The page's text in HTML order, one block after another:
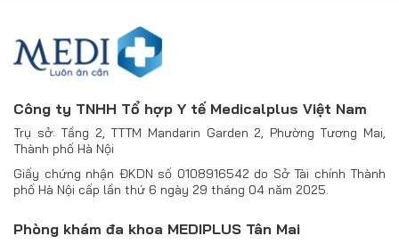
Công ty TNHH Tổ hợp Y tế Medicalplus Việt Nam
Trụ sở: Tầng 2, TTTM Mandarin Garden 2, Phường Tương Mai,
Thành phố Hà Nội
Giấy chứng nhận ĐKDN số 0108916542 do Sở Tài chính Thành
phố Hà Nội cấp lần thứ 6 ngày 29 tháng 04 năm 2025.
Phòng khám đa khoa MEDIPLUS Tân Mai